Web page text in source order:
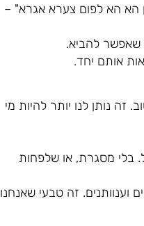
הא הא לפום צערא אגרא" –
שאפשר להביא.
אותם יחד.
זה נותן לנו יותר להיות מי
בלי מסגרת, או שלפחות
וענוותנים. זה טבעי שאנחנו